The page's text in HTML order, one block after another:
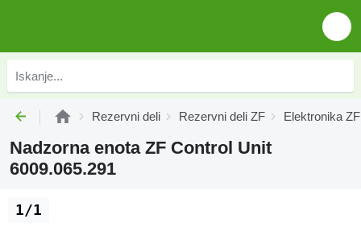
Rezervni deli Rezervni deli ZF Elektronika ZF
Nadzorna enota ZF Control Unit
6009.065.291
1/1